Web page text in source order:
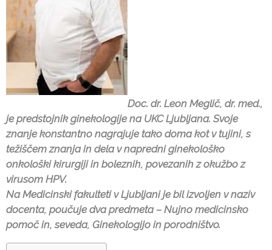
Doc. dr. Leon Meglič, dr. med.,
je predstojnik ginekologije na UKC Ljubljana. Svoje
znanje konstantno nagrajuje tako doma kot v tujini, s
težiščem znanja in dela v napredni ginekološko
onkološki kirurgiji in boleznih, povezanih z okužbo z
virusom HPV.
Na Medicinski fakulteti v Ljubljani je bil izvoljen v naziv
docenta, poučuje dva predmeta – Nujno medicinsko
pomoč in, seveda, Ginekologijo in porodništvo.